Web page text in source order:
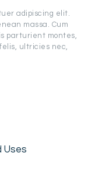
adipiscing elit.
massa. Cum
parturient montes,
ultricies nec,
Uses